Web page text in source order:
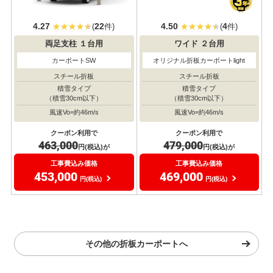
4.27 (22件)
両足支柱 １台用
カーポートSW
スチール折板
積雪タイプ
（積雪30cm以下）
風速Vo=約46m/s
クーポン利用で
463,000円(税込)が
工事費込み価格
453,000 円(税込)
4.50 (4件)
ワイド ２台用
オリジナル折板カーポートlight
スチール折板
積雪タイプ
（積雪30cm以下）
風速Vo=約46m/s
クーポン利用で
479,000円(税込)が
工事費込み価格
469,000 円(税込)
その他の折板カーポートへ